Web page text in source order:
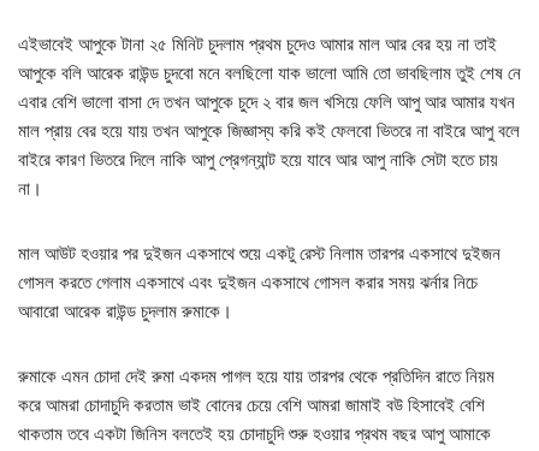
এইভাবেই আপুকে টানা ২৫ মিনিট চুদলাম প্রথম চুদেও আমার মাল আর বের হয় না তাই
আপুকে বলি আরেক রাউন্ড চুদবো মনে বলছিলো যাক ভালো আমি তো ভাবছিলাম তুই শেষ নে
এবার বেশি ভালো বাসা দে তখন আপুকে চুদে ২ বার জল খসিয়ে ফেলি আপু আর আমার যখন
মাল প্রায় বের হয়ে যায় তখন আপুকে জিজ্ঞাস্য করি কই ফেলবো ভিতরে না বাইরে আপু বলে
বাইরে কারণ ভিতরে দিলে নাকি আপু প্রেগন্যান্ট হয়ে যাবে আর আপু নাকি সেটা হতে চায়
না।
মাল আউট হওয়ার পর দুইজন একসাথে শুয়ে একটু রেস্ট নিলাম তারপর একসাথে দুইজন
গোসল করতে গেলাম একসাথে এবং দুইজন একসাথে গোসল করার সময় ঝর্নার নিচে
আবারো আরেক রাউন্ড চুদলাম রুমাকে।
রুমাকে এমন চোদা দেই রুমা একদম পাগল হয়ে যায় তারপর থেকে প্রতিদিন রাতে নিয়ম
করে আমরা চোদাচুদি করতাম ভাই বোনের চেয়ে বেশি আমরা জামাই বউ হিসাবেই বেশি
থাকতাম তবে একটা জিনিস বলতেই হয় চোদাচুদি শুরু হওয়ার প্রথম বছর আপু আমাকে